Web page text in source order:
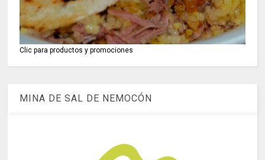
Clic para productos y promociones
MINA DE SAL DE NEMOCÓN